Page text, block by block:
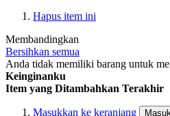
Hapus item ini
Membandingkan
Bersihkan semua
Anda tidak memiliki barang untuk
Keinginanku
Item yang Ditambahkan Terakhir
Masukkan ke keranjang